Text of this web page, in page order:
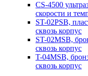
CS-4500
скорости и
ST-02PSB,
сквозь корпус
ST-02MSB,
сквозь корпус
T-04MSB,
сквозь корпус